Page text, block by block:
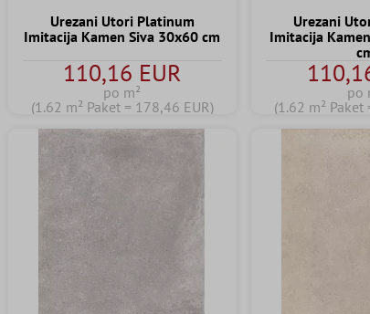
Urezani Utori Platinum
Imitacija Kamen Siva 30x60 cm
110,16 EUR
po m²
(1.62 m² Paket = 178,46 EUR)
Urezani
Imitacija
po
(1.62 m² Paket